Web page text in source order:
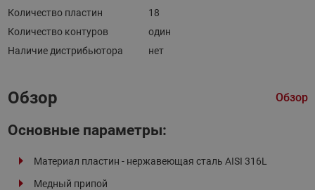
Количество пластин
18
Количество контуров
один
Наличие дистрибьютора
нет
Обзор Обзор
Основные параметры:
Материал пластин - нержавеющая сталь AISI 316L
Медный припой